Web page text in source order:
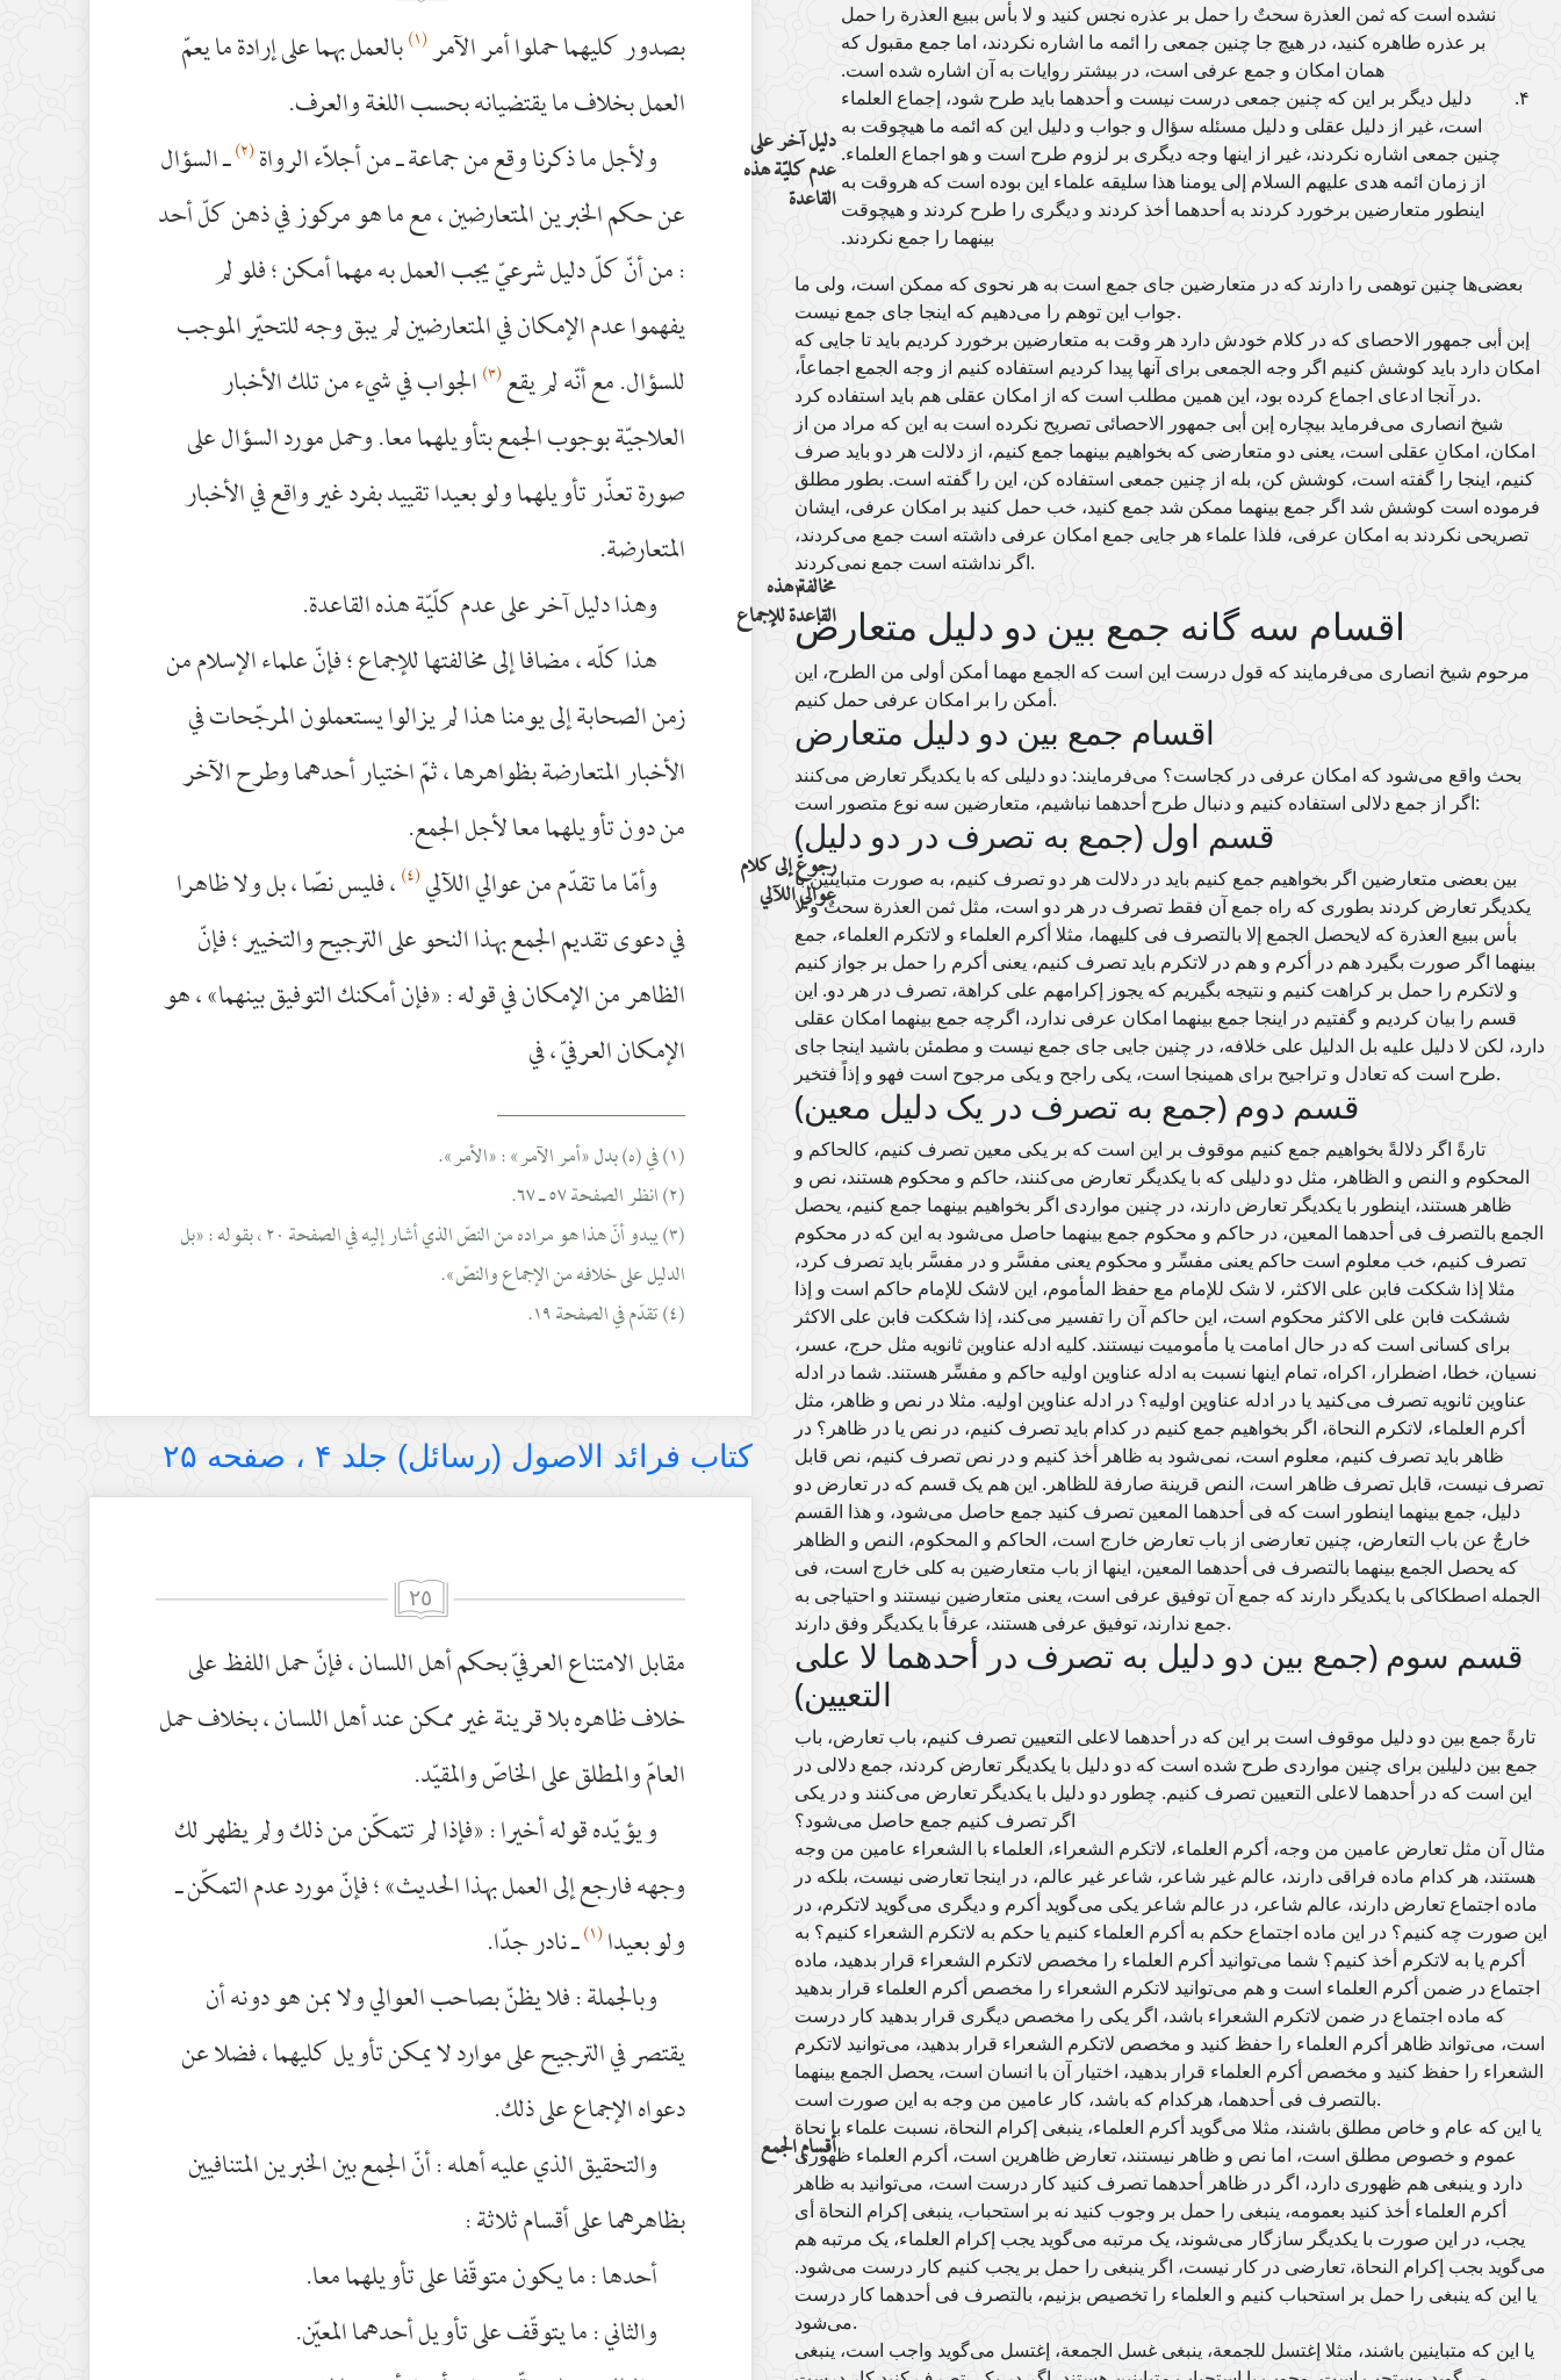
نشده است که ثمن العذرة سحتٌ را حمل بر عذره نجس کنید و لا بأس ببیع العذرة را حمل
بر عذره طاهره کنید، در هیچ جا چنین جمعی را ائمه ما اشاره نکردند، اما جمع مقبول که
همان امکان و جمع عرفی است، در بیشتر روایات به آن اشاره شده است.
دلیل دیگر بر این که چنین جمعی درست نیست و أحدهما باید طرح شود، إجماع العلماء
است، غیر از دلیل عقلی و دلیل مسئله سؤال و جواب و دلیل این که ائمه ما هیچوقت به
چنین جمعی اشاره نکردند، غیر از اینها وجه دیگری بر لزوم طرح است و هو اجماع العلماء.
از زمان ائمه هدی علیهم السلام إلی یومنا هذا سلیقه علماء این بوده است که هروقت به
اینطور متعارضین برخورد کردند به أحدهما أخذ کردند و دیگری را طرح کردند و هیچوقت
بینهما را جمع نکردند.
بعضی‌ها چنین توهمی را دارند که در متعارضین جای جمع است به هر نحوی که ممکن است، ولی ما
جواب این توهم را می‌دهیم که اینجا جای جمع نیست.
إبن أبی جمهور الاحصای که در کلام خودش دارد هر وقت به متعارضین برخورد کردیم باید تا جایی که
امکان دارد باید کوشش کنیم اگر وجه الجمعی برای آنها پیدا کردیم استفاده کنیم از وجه الجمع اجماعاً،
در آنجا ادعای اجماع کرده بود، این همین مطلب است که از امکان عقلی هم باید استفاده کرد.
شیخ انصاری می‌فرماید بیچاره إبن أبی جمهور الاحصائی تصریح نکرده است به این که مراد من از
امکان، امکانِ عقلی است، یعنی دو متعارضی که بخواهیم بینهما جمع کنیم، از دلالت هر دو باید صرف
کنیم، اینجا را گفته است، کوشش کن، بله از چنین جمعی استفاده کن، این را گفته است. بطور مطلق
فرموده است کوشش شد اگر جمع بینهما ممکن شد جمع کنید، خب حمل کنید بر امکان عرفی، ایشان
تصریحی نکردند به امکان عرفی، فلذا علماء هر جایی جمع امکان عرفی داشته است جمع می‌کردند،
اگر نداشته است جمع نمی‌کردند.
۳
اقسام سه گانه جمع بین دو دلیل متعارض
مرحوم شیخ انصاری می‌فرمایند که قول درست این است که الجمع مهما أمکن أولی من الطرح، این
أمکن را بر امکان عرفی حمل کنیم.
اقسام جمع بین دو دلیل متعارض
بحث واقع می‌شود که امکان عرفی در کجاست؟ می‌فرمایند: دو دلیلی که با یکدیگر تعارض می‌کنند
اگر از جمع دلالی استفاده کنیم و دنبال طرح أحدهما نباشیم، متعارضین سه نوع متصور است:
قسم اول (جمع به تصرف در دو دلیل)
بین بعضی متعارضین اگر بخواهیم جمع کنیم باید در دلالت هر دو تصرف کنیم، به صورت متباینین با
یکدیگر تعارض کردند بطوری که راه جمع آن فقط تصرف در هر دو است، مثل ثمن العذرة سحتٌ و لا
بأس ببیع العذرة که لایحصل الجمع إلا بالتصرف فی کلیهما، مثلا أکرم العلماء و لاتکرم العلماء، جمع
بینهما اگر صورت بگیرد هم در أکرم و هم در لاتکرم باید تصرف کنیم، یعنی أکرم را حمل بر جواز کنیم
و لاتکرم را حمل بر کراهت کنیم و نتیجه بگیریم که یجوز إکرامهم علی کراهة، تصرف در هر دو. این
قسم را بیان کردیم و گفتیم در اینجا جمع بینهما امکان عرفی ندارد، اگرچه جمع بینهما امکان عقلی
دارد، لکن لا دلیل علیه بل الدلیل علی خلافه، در چنین جایی جای جمع نیست و مطمئن باشید اینجا جای
طرح است که تعادل و تراجیح برای همینجا است، یکی راجح و یکی مرجوح است فهو و إذاً فتخیر.
قسم دوم (جمع به تصرف در یک دلیل معین)
تارةً اگر دلالةً بخواهیم جمع کنیم موقوف بر این است که بر یکی معین تصرف کنیم، کالحاکم و
المحکوم و النص و الظاهر، مثل دو دلیلی که با یکدیگر تعارض می‌کنند، حاکم و محکوم هستند، نص و
ظاهر هستند، اینطور با یکدیگر تعارض دارند، در چنین مواردی اگر بخواهیم بینهما جمع کنیم، یحصل
الجمع بالتصرف فی أحدهما المعین، در حاکم و محکوم جمع بینهما حاصل می‌شود به این که در محکوم
تصرف کنیم، خب معلوم است حاکم یعنی مفسِّر و محکوم یعنی مفسَّر و در مفسَّر باید تصرف کرد،
مثلا إذا شککت فابن علی الاکثر، لا شک للإمام مع حفظ المأموم، این لاشک للإمام حاکم است و إذا
ششکت فابن علی الاکثر محکوم است، این حاکم آن را تفسیر می‌کند، إذا شککت فابن علی الاکثر
برای کسانی است که در حال امامت یا مأمومیت نیستند. کلیه ادله عناوین ثانویه مثل حرج، عسر،
نسیان، خطا، اضطرار، اکراه، تمام اینها نسبت به ادله عناوین اولیه حاکم و مفسِّر هستند. شما در ادله
عناوین ثانویه تصرف می‌کنید یا در ادله عناوین اولیه؟ در ادله عناوین اولیه. مثلا در نص و ظاهر، مثل
أکرم العلماء، لاتکرم النحاة، اگر بخواهیم جمع کنیم در کدام باید تصرف کنیم، در نص یا در ظاهر؟ در
ظاهر باید تصرف کنیم، معلوم است، نمی‌شود به ظاهر أخذ کنیم و در نص تصرف کنیم، نص قابل
تصرف نیست، قابل تصرف ظاهر است، النص قرینة صارفة للظاهر. این هم یک قسم که در تعارض دو
دلیل، جمع بینهما اینطور است که فی أحدهما المعین تصرف کنید جمع حاصل می‌شود، و هذا القسم
خارجٌ عن باب التعارض، چنین تعارضی از باب تعارض خارج است، الحاکم و المحکوم، النص و الظاهر
که یحصل الجمع بینهما بالتصرف فی أحدهما المعین، اینها از باب متعارضین به کلی خارج است، فی
الجمله اصطکاکی با یکدیگر دارند که جمع آن توفیق عرفی است، یعنی متعارضین نیستند و احتیاجی به
جمع ندارند، توفیق عرفی هستند، عرفاً با یکدیگر وفق دارند.
قسم سوم (جمع بین دو دلیل به تصرف در أحدهما لا علی
التعیین)
تارةً جمع بین دو دلیل موقوف است بر این که در أحدهما لاعلی التعیین تصرف کنیم، باب تعارض، باب
جمع بین دلیلین برای چنین مواردی طرح شده است که دو دلیل با یکدیگر تعارض کردند، جمع دلالی در
این است که در أحدهما لاعلی التعیین تصرف کنیم. چطور دو دلیل با یکدیگر تعارض می‌کنند و در یکی
اگر تصرف کنیم جمع حاصل می‌شود؟
مثال آن مثل تعارض عامین من وجه، أکرم العلماء، لاتکرم الشعراء، العلماء با الشعراء عامین من وجه
هستند، هر کدام ماده فراقی دارند، عالم غیر شاعر، شاعر غیر عالم، در اینجا تعارضی نیست، بلکه در
ماده اجتماع تعارض دارند، عالم شاعر، در عالم شاعر یکی می‌گوید أکرم و دیگری می‌گوید لاتکرم، در
این صورت چه کنیم؟ در این ماده اجتماع حکم به أکرم العلماء کنیم یا حکم به لاتکرم الشعراء کنیم؟ به
أکرم یا به لاتکرم أخذ کنیم؟ شما می‌توانید أکرم العلماء را مخصص لاتکرم الشعراء قرار بدهید، ماده
اجتماع در ضمن أکرم العلماء است و هم می‌توانید لاتکرم الشعراء را مخصص أکرم العلماء قرار بدهید
که ماده اجتماع در ضمن لاتکرم الشعراء باشد، اگر یکی را مخصص دیگری قرار بدهید کار درست
است، می‌تواند ظاهر أکرم العلماء را حفظ کنید و مخصص لاتکرم الشعراء قرار بدهید، می‌توانید لاتکرم
الشعراء را حفظ کنید و مخصص أکرم العلماء قرار بدهید، اختیار آن با انسان است، یحصل الجمع بینهما
بالتصرف فی أحدهما، هرکدام که باشد، کار عامین من وجه به این صورت است.
یا این که عام و خاص مطلق باشند، مثلا می‌گوید أکرم العلماء، ینبغی إکرام النحاة، نسبت علماء با نحاة
عموم و خصوص مطلق است، اما نص و ظاهر نیستند، تعارض ظاهرین است، أکرم العلماء ظهوری
دارد و ینبغی هم ظهوری دارد، اگر در ظاهر أحدهما تصرف کنید کار درست است، می‌توانید به ظاهر
أکرم العلماء أخذ کنید بعمومه، ینبغی را حمل بر وجوب کنید نه بر استحباب، ینبغی إکرام النحاة أی
یجب، در این صورت با یکدیگر سازگار می‌شوند، یک مرتبه می‌گوید یجب إکرام العلماء، یک مرتبه هم
می‌گوید بجب إکرام النحاة، تعارضی در کار نیست، اگر ینبغی را حمل بر یجب کنیم کار درست می‌شود.
یا این که ینبغی را حمل بر استحباب کنیم و العلماء را تخصیص بزنیم، بالتصرف فی أحدهما کار درست
می‌شود.
یا این که متباینین باشند، مثلا إغتسل للجمعة، ینبغی غسل الجمعة، إغتسل می‌گوید واجب است، ینبغی
بصدور كليهما حملوا أمر الآمر(١) بالعمل بهما على إرادة ما يعمّ
العمل بخلاف ما يقتضيانه بحسب اللغة والعرف.
دليل آخر على
عدم كليّة هذه
القاعدة
ولأجل ما ذكرنا وقع من جماعة ـ من أجلاّء الرواة(٢) ـ السؤال
عن حكم الخبرين المتعارضين ، مع ما هو مركوز في ذهن كلّ أحد
: من أنّ كلّ دليل شرعيّ يجب العمل به مهما أمكن ؛ فلو لم
يفهموا عدم الإمكان في المتعارضين لم يبق وجه للتحيّر الموجب
للسؤال. مع أنّه لم يقع(٣) الجواب في شيء من تلك الأخبار
العلاجيّة بوجوب الجمع بتأويلهما معا. وحمل مورد السؤال على
صورة تعذّر تأويلهما ولو بعيدا تقييد بفرد غير واقع في الأخبار
المتعارضة.
مخالفة هذه
القاعدة للإجماع
وهذا دليل آخر على عدم كلّيّة هذه القاعدة.
هذا كلّه ، مضافا إلى مخالفتها للإجماع ؛ فإنّ علماء الإسلام من
زمن الصحابة إلى يومنا هذا لم يزالوا يستعملون المرجّحات في
الأخبار المتعارضة بظواهرها ، ثمّ اختيار أحدهما وطرح الآخر
من دون تأويلهما معا لأجل الجمع.
رجوعّ إلى كلام
عوالي اللآلي وأمّا ما تقدّم من عوالي اللآلي(٤) ، فليس نصّا ، بل ولا ظاهرا
في دعوى تقديم الجمع بهذا النحو على الترجيح والتخيير ؛ فإنّ
الظاهر من الإمكان في قوله : «فإن أمكنك التوفيق بينهما» ، هو
الإمكان العرفيّ ، في
__________________
(١) في (ه) بدل «أمر الآمر» : «الأمر».
(٢) انظر الصفحة ٥٧ ـ ٦٧.
(٣) يبدو أنّ هذا هو مراده من النصّ الذي أشار إليه في الصفحة ٢٠ ، بقوله : «بل
الدليل على خلافه من الإجماع والنصّ».
(٤) تقدّم في الصفحة ١٩.
کتاب فرائد الاصول (رسائل) جلد ۴ ، صفحه ۲۵
٢٥
مقابل الامتناع العرفيّ بحكم أهل اللسان ، فإنّ حمل اللفظ على
خلاف ظاهره بلا قرينة غير ممكن عند أهل اللسان ، بخلاف حمل
العامّ والمطلق على الخاصّ والمقيّد.
ويؤيّده قوله أخيرا : «فإذا لم تتمكّن من ذلك ولم يظهر لك
وجهه فارجع إلى العمل بهذا الحديث» ؛ فإنّ مورد عدم التمكّن ـ
ولو بعيدا(١) ـ نادر جدّا.
وبالجملة : فلا يظنّ بصاحب العوالي ولا بمن هو دونه أن
يقتصر في الترجيح على موارد لا يمكن تأويل كليهما ، فضلا عن
دعواه الإجماع على ذلك.
أقسام الجمع
والتحقيق الذي عليه أهله : أنّ الجمع بين الخبرين المتنافيين
بظاهرهما على أقسام ثلاثة :
أحدها : ما يكون متوقّفا على تأويلهما معا.
والثاني : ما يتوقّف على تأويل أحدهما المعيّن.